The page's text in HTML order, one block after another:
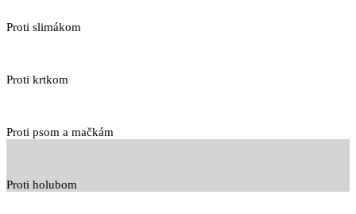
Proti slimákom
Proti krtkom
Proti psom a mačkám
Proti holubom